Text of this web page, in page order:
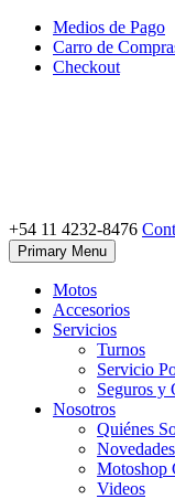
Skip
content
Medios de Pago
Carro de
Checkout
Motoshop Ezeiza
Motos y Accesorios
+54 11 4232-8476
Primary Menu
Motos
Accesorios
Servicios
Turnos
Servicio
Seguros y
Nosotros
Quiénes
Novedades
Motoshop
Videos